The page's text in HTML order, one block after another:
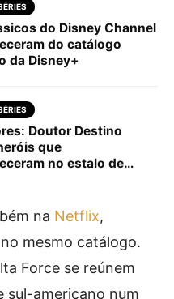
do Disney Channel
do catálogo
da Disney+
Doutor Destino
que
no estalo de
na Netflix,
mesmo catálogo.
Force se reúnem
sul-americano num